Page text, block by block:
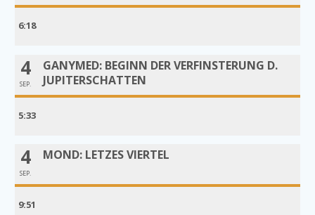
6:18
4
SEP.
GANYMED: BEGINN DER VERFINSTERUNG D.
JUPITERSCHATTEN
5:33
4
SEP.
MOND: LETZES VIERTEL
9:51